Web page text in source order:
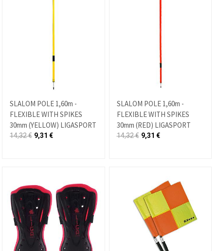
SLALOM POLE 1,60m -
FLEXIBLE WITH SPIKES
30mm (YELLOW) LIGASPORT
14,32€ 9,31 €
SLALOM POLE 1,60m -
FLEXIBLE WITH SPIKES
30mm (RED) LIGASPORT
14,32€ 9,31 €